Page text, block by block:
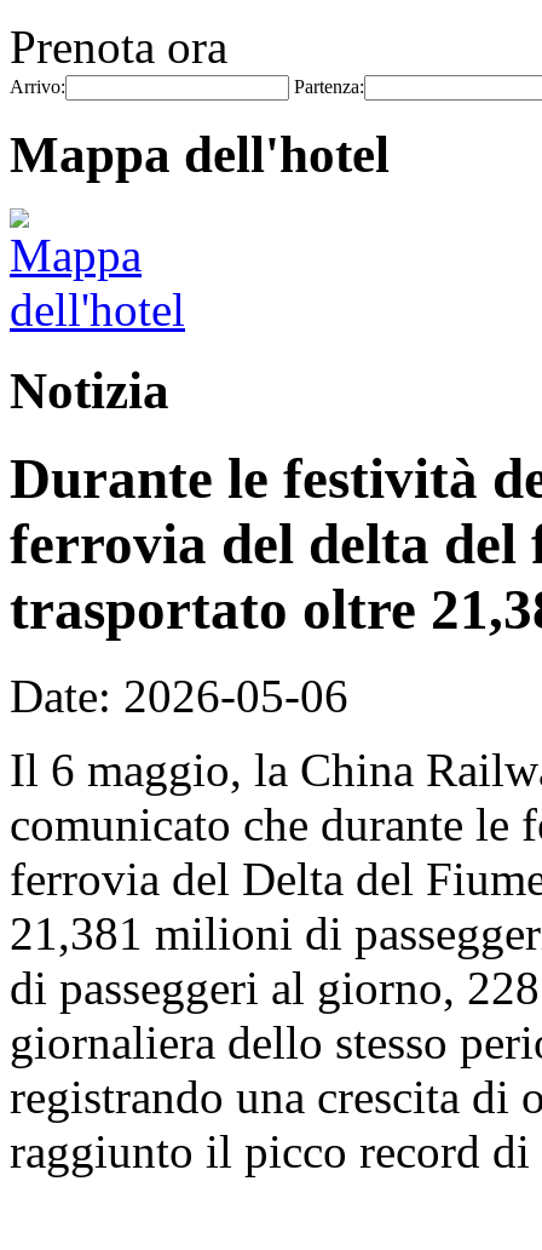
Prenota ora
Arrivo: Partenza:
Mappa dell'hotel
Notizia
Durante le festività
ferrovia del delta del
trasportato oltre
Date: 2026-05-06
Il 6 maggio, la China
comunicato che durante
ferrovia del Delta del
21,381 milioni di
di passeggeri al giorno,
giornaliera dello stesso
registrando una crescita di
raggiunto il picco record